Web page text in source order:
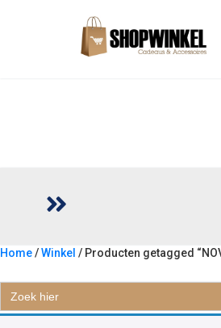
Zoek
naar:
Home/Winkel / Producten getagged
NOVA